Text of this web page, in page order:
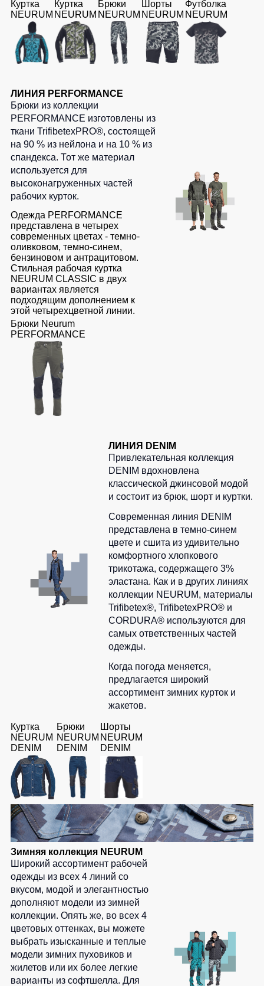
Куртка
NEURUM
Куртка
NEURUM
Брюки
NEURUM
Шорты
NEURUM
Футболка
NEURUM
ЛИНИЯ PERFORMANCE
Брюки из коллекции
PERFORMANCE изготовлены из
ткани TrifibetexPRO®, состоящей
на 90 % из нейлона и на 10 % из
спандекса. Тот же материал
используется для
высоконагруженных частей
рабочих курток.
Одежда PERFORMANCE
представлена в четырех
современных цветах - темно-
оливковом, темно-синем,
бензиновом и антрацитовом.
Стильная рабочая куртка
NEURUM CLASSIC в двух
вариантах является
подходящим дополнением к
этой четырехцветной линии.
Брюки Neurum
PERFORMANCE
ЛИНИЯ DENIM
Привлекательная коллекция
DENIM вдохновлена
классической джинсовой модой
и состоит из брюк, шорт и куртки.
Современная линия DENIM
представлена в темно-синем
цвете и сшита из удивительно
комфортного хлопкового
трикотажа, содержащего 3%
эластана. Как и в других линиях
коллекции NEURUM, материалы
Trifibetex®, TrifibetexPRO® и
CORDURA® используются для
самых ответственных частей
одежды.
Когда погода меняется,
предлагается широкий
ассортимент зимних курток и
жакетов.
Куртка
NEURUM
DENIM
Брюки
NEURUM
DENIM
Шорты
NEURUM
DENIM
Зимняя коллекция NEURUM
Широкий ассортимент рабочей
одежды из всех 4 линий со
вкусом, модой и элегантностью
дополняют модели из зимней
коллекции. Опять же, во всех 4
цветовых оттенках, вы можете
выбрать изысканные и теплые
модели зимних пуховиков и
жилетов или их более легкие
варианты из софтшелла. Для